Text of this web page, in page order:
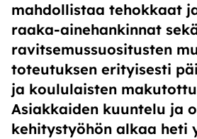
mahdollistaa tehokkaat
raaka-ainehankinnat
ravitsemussuositusten
toteutuksen erityisesti
ja koululaisten
Asiakkaiden kuuntelu ja
kehitystyöhön alkaa heti